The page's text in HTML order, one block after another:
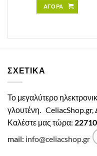
ΑΓΟΡΑ
ΣΧΕΤΙΚΑ
Το μεγαλύτερο
γλουτένη.
Καλέστε μας τώρα:
mail: info@celiacshop.gr